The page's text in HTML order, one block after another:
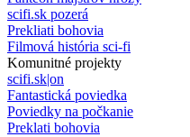
scifi.sk pozerá
Prekliati bohovia
Filmová história sci-fi
Komunitné projekty
scifi.sk|on
Fantastická poviedka
Poviedky na počkanie
Preklati bohovia